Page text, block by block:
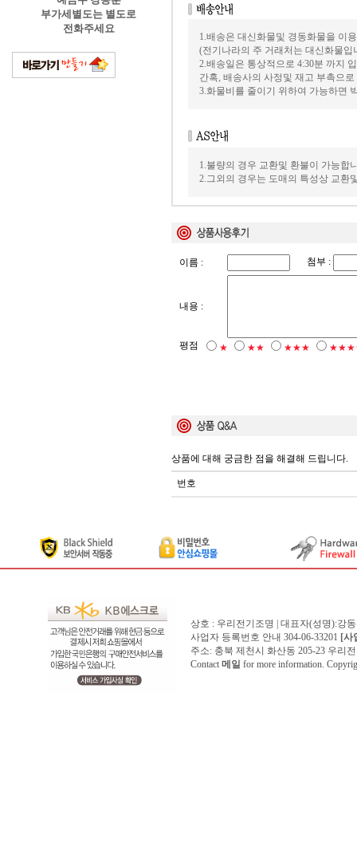
부가세별도는 별도로
전화주세요
1.배송은 대신화물및 경동화물을 이
(전기나라의 주 거래처는 대신화물입
2.배송일은 통상적으로 4:30분 까지
간혹, 배송사의 사정및 재고 부촉으
3.화물비를 줄이기 위하여 가능하면
1.불량의 경우 교환및 환불이 가능합
2.그외의 경우는 도매의 특성상 교환
이름 : 첨부 :
내용 :
평점 ★ ★★ ★★★
상품에 대해 궁금한 점을 해결해 드립니다.
번호
상호 : 우리전기조명 | 대표자(성명):강
사업자 등록번호 안내 304-06-33201 [사
주소: 충북 제천시 화산동 205-23 우리
Contact 메일 for more information.